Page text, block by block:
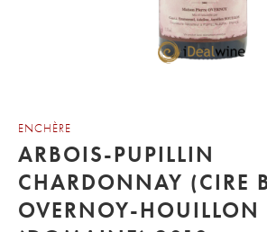
ENCHÈRE
ARBOIS-PUPILLIN
CHARDONNAY (CIRE
OVERNOY-HOUILLON